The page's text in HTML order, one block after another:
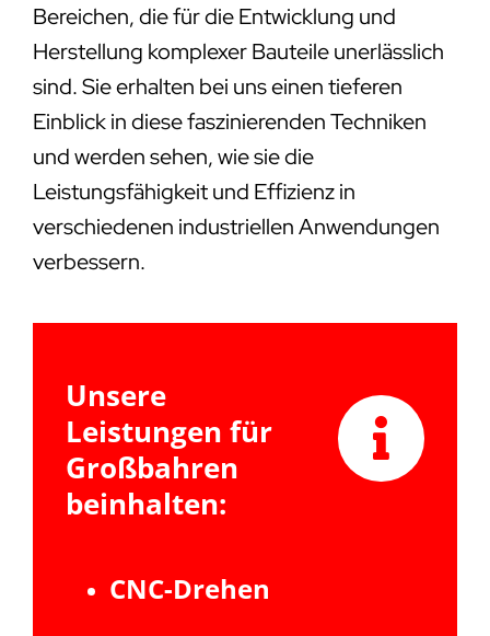
Bereichen, die für die Entwicklung und
Herstellung komplexer Bauteile unerlässlich
sind. Sie erhalten bei uns einen tieferen
Einblick in diese faszinierenden Techniken
und werden sehen, wie sie die
Leistungsfähigkeit und Effizienz in
verschiedenen industriellen Anwendungen
verbessern.
Unsere
Leistungen für
Großbahren
beinhalten:
CNC-Drehen